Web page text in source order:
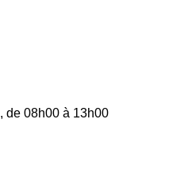
, de 08h00 à 13h00